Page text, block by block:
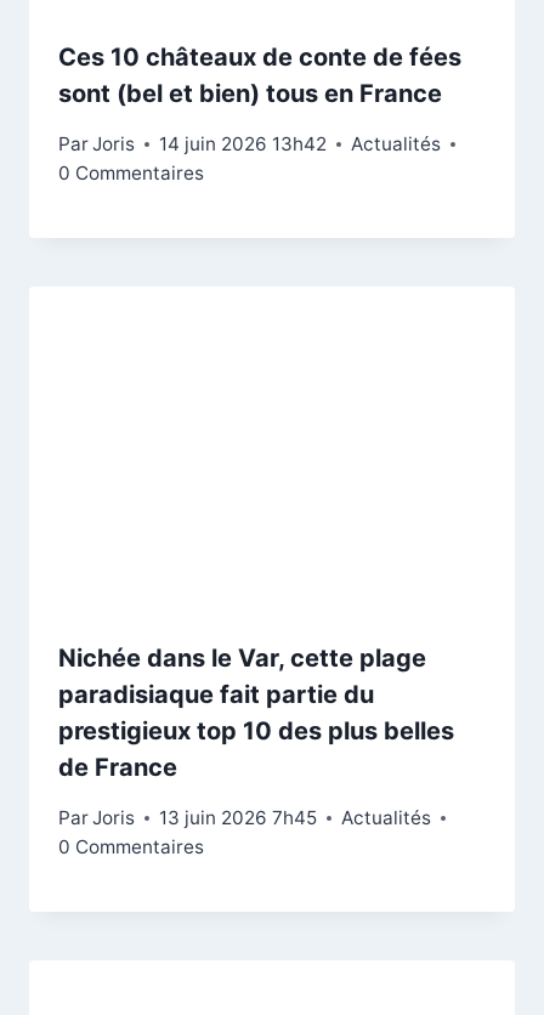
Ces 10 châteaux de conte de fées
sont (bel et bien) tous en France
ParJoris 14 juin 2026 13h42
Actualités
0 Commentaires
Nichée dans le Var, cette plage
paradisiaque fait partie du
prestigieux top 10 des plus belles
de France
ParJoris 13 juin 2026 7h45
Actualités
0 Commentaires